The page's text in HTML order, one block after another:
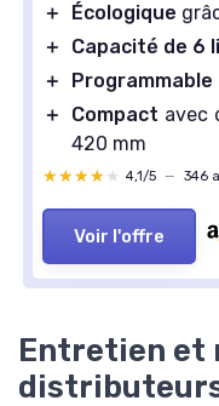
＋ Écologique
＋
Capacité de 6
＋
Programmable
＋
Compact avec
420 mm
★★★★★
★★★★★ 4,1/5 — 346
Voir l'offre
Entretien et